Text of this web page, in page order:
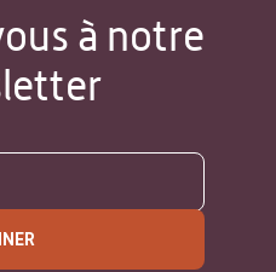
à notre